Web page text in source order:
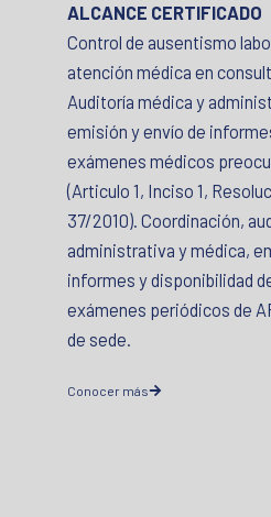
ALCANCE CERTIFICADO
Control de ausentismo
atención médica en
Auditoría médica y
emisión y envío de
exámenes médicos
(Articulo 1, Inciso 1,
37/2010). Coordinación,
administrativa y médica,
informes y disponibilidad
exámenes periódicos de
de sede.
Conocer más